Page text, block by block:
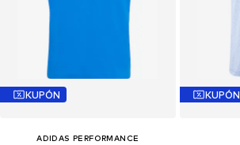
KUPÓN
ADIDAS PERFORMANCE
KUPÓN